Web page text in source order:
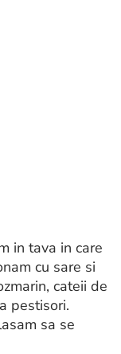
in tava in care
cu sare si
cateii de
pestisori.
sa se